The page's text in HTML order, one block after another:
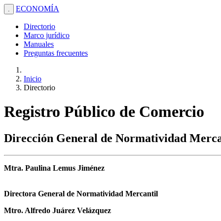
. ECONOMÍA
Directorio
Marco jurídico
Manuales
Preguntas frecuentes
Inicio
Directorio
Registro Público de Comercio
Dirección General de Normatividad
Mtra. Paulina Lemus Jiménez
Directora General de Normatividad Mercantil
Mtro. Alfredo Juárez Velázquez